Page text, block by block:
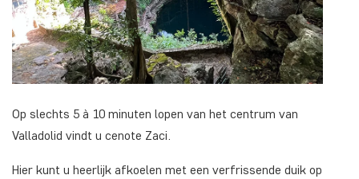
Op slechts 5 à 10 minuten lopen van het centrum van
Valladolid vindt u cenote Zaci.
Hier kunt u heerlijk afkoelen met een verfrissende duik op